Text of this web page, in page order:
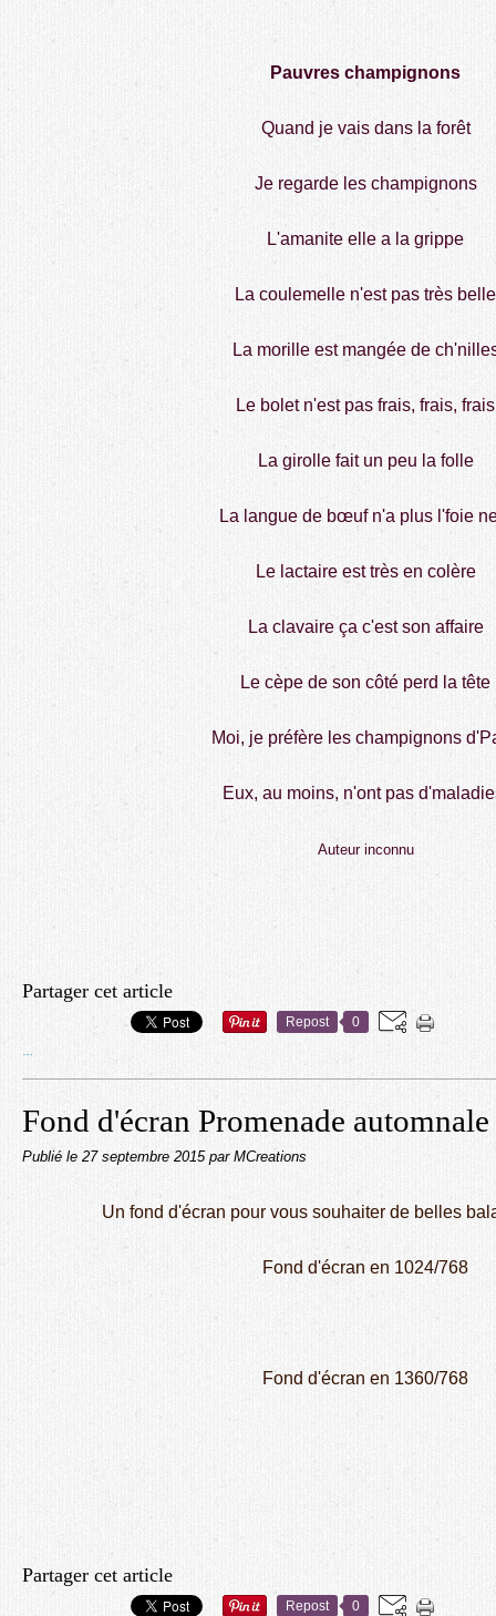
Pauvres champignons
Quand je vais dans la forêt
Je regarde les champignons
L'amanite elle a la grippe
La coulemelle n'est pas très belle
La morille est mangée de
Le bolet n'est pas frais, frais, frais
La girolle fait un peu la folle
La langue de bœuf n'a plus l'foie
Le lactaire est très en colère
La clavaire ça c'est son affaire
Le cèpe de son côté perd la tête
Moi, je préfère les champignons
Eux, au moins, n'ont pas
Auteur inconnu
Partager cet article
Repost 0
Fond d'écran Promenade automnale
Publié le 27 septembre 2015 par MCreations
Un fond d'écran pour vous souhaiter de belles
Fond d'écran en 1024/768
Fond d'écran en 1360/768
Partager cet article
Repost 0